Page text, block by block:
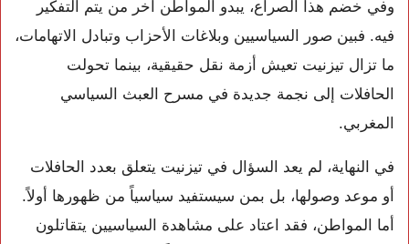
وفي خضم هذا الصراع، يبدو المواطن آخر من يتم التفكير
فيه. فبين صور السياسيين وبلاغات الأحزاب وتبادل الاتهامات،
ما تزال تيزنيت تعيش أزمة نقل حقيقية، بينما تحولت
الحافلات إلى نجمة جديدة في مسرح العبث السياسي
المغربي.
في النهاية، لم يعد السؤال في تيزنيت يتعلق بعدد الحافلات
أو موعد وصولها، بل بمن سيستفيد سياسياً من ظهورها أولاً.
أما المواطن، فقد اعتاد على مشاهدة السياسيين يتقاتلون